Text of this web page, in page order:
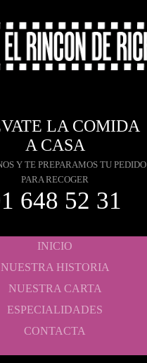
LA COMIDA
A CASA
Y TE PREPARAMOS TU PEDIDO
PARA RECOGER
648 52 31
INICIO
NUESTRA HISTORIA
NUESTRA CARTA
ESPECIALIDADES
CONTACTA